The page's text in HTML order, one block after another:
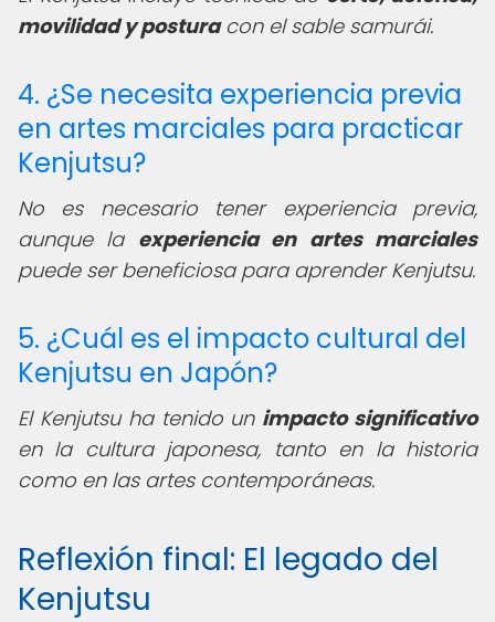
movilidad y posturacon el sable samurái.
4. ¿Se necesita experiencia previa
en artes marciales para practicar
Kenjutsu?
No es necesario tener experiencia previa,
aunque la experiencia en artes marciales
puede ser beneficiosa para aprender Kenjutsu.
5. ¿Cuál es el impacto cultural del
Kenjutsu en Japón?
El Kenjutsu ha tenido un impacto significativo
en la cultura japonesa, tanto en la historia
como en las artes contemporáneas.
Reflexión final: El legado del
Kenjutsu